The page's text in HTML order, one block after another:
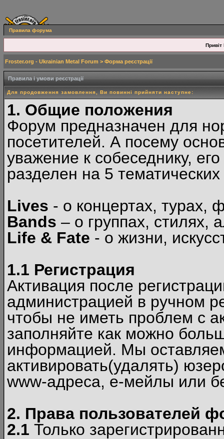
Правила форума
Привіт
Froster.org - Ukrainian Metal Forum > Форма реєстрації
Правила і умови реєстрації
Для продовження замовлення, Ви повинні прийняти наступне:
1. Общие положения
Форум предназначен для
посетителей. А посему
уважение к собеседнику,
разделен на 5
Lives - о концертах, турах,
Bands – о группах, стилях,
Life & Fate - о жизни,
1.1 Регистрация
Активация после
администрацией в ручном
чтобы не иметь проблем с
заполняйте как можно
информацией. Мы
активировать(удалять)
www-адреса, е-мейлы или
2. Права пользователей
2.1 Только